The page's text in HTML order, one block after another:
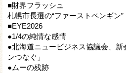
■財界フラッシュ
札幌市長選の“ファーストペンギン”
■EYE2026
●1/4の純情な感情
●北海道ニュービジネス協議会、新
ンつなぐ」
●ムーの残跡